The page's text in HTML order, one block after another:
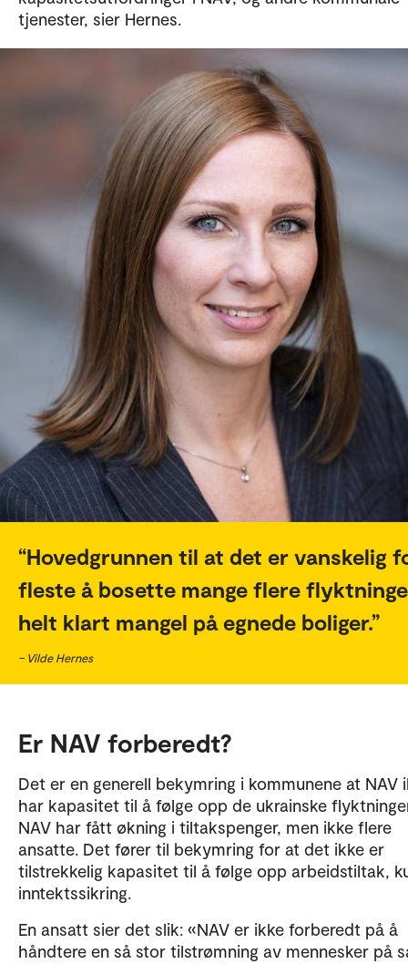
tjenester, sier Hernes.
Hovedgrunnen til at det er vanskelig
fleste å bosette mange flere
helt klart mangel på egnede boliger.
– Vilde Hernes
Er NAV forberedt?
Det er en generell bekymring i kommunene at NAV
har kapasitet til å følge opp de ukrainske
NAV har fått økning i tiltakspenger, men ikke flere
ansatte. Det fører til bekymring for at det ikke er
tilstrekkelig kapasitet til å følge opp arbeidstiltak,
inntektssikring.
En ansatt sier det slik: «NAV er ikke forberedt på å
håndtere en så stor tilstrømning av mennesker på